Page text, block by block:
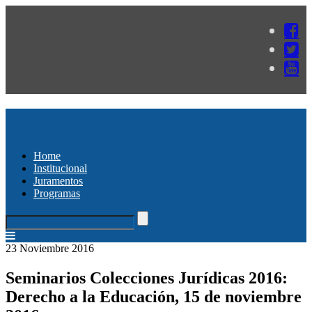
Home
Institucional
Juramentos
Programas
23 Noviembre 2016
Seminarios Colecciones Jurídicas 2016:
Derecho a la Educación, 15 de noviembre